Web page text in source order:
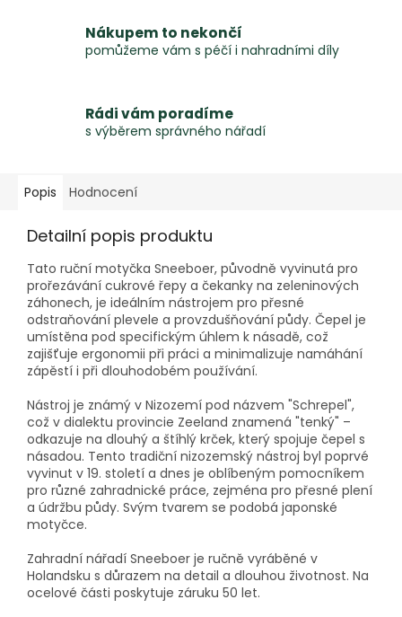
Nákupem to nekončí
pomůžeme vám s péčí i nahradními díly
Rádi vám poradíme
s výběrem správného nářadí
Popis Hodnocení
Detailní popis produktu
Tato ruční motyčka Sneeboer, původně vyvinutá pro
prořezávání cukrové řepy a čekanky na zeleninových
záhonech, je ideálním nástrojem pro přesné
odstraňování plevele a provzdušňování půdy. Čepel je
umístěna pod specifickým úhlem k násadě, což
zajišťuje ergonomii při práci a minimalizuje namáhání
zápěstí i při dlouhodobém používání.
Nástroj je známý v Nizozemí pod názvem "Schrepel",
což v dialektu provincie Zeeland znamená "tenký" –
odkazuje na dlouhý a štíhlý krček, který spojuje čepel s
násadou. Tento tradiční nizozemský nástroj byl poprvé
vyvinut v 19. století a dnes je oblíbeným pomocníkem
pro různé zahradnické práce, zejména pro přesné plení
a údržbu půdy. Svým tvarem se podobá japonské
motyčce.
Zahradní nářadí Sneeboer je ručně vyráběné v
Holandsku s důrazem na detail a dlouhou životnost. Na
ocelové části poskytuje záruku 50 let.